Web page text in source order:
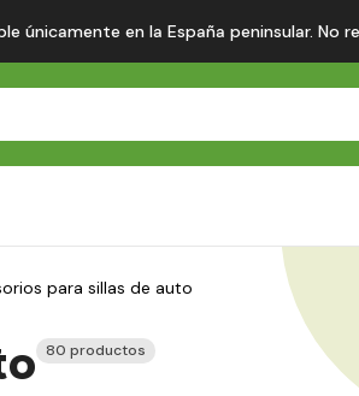
únicamente en la España peninsular. No
para sillas de auto
80 productos